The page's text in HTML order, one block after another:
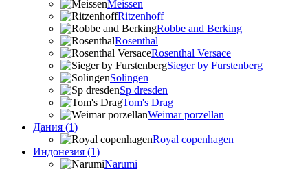
Meissen
Ritzenhoff
Robbe and Berking
Rosenthal
Rosenthal Versace
Sieger by Furstenberg
Solingen
Sp dresden
Tom's Drag
Weimar porzellan
Дания (1)
Royal copenhagen
Индонезия (1)
Narumi